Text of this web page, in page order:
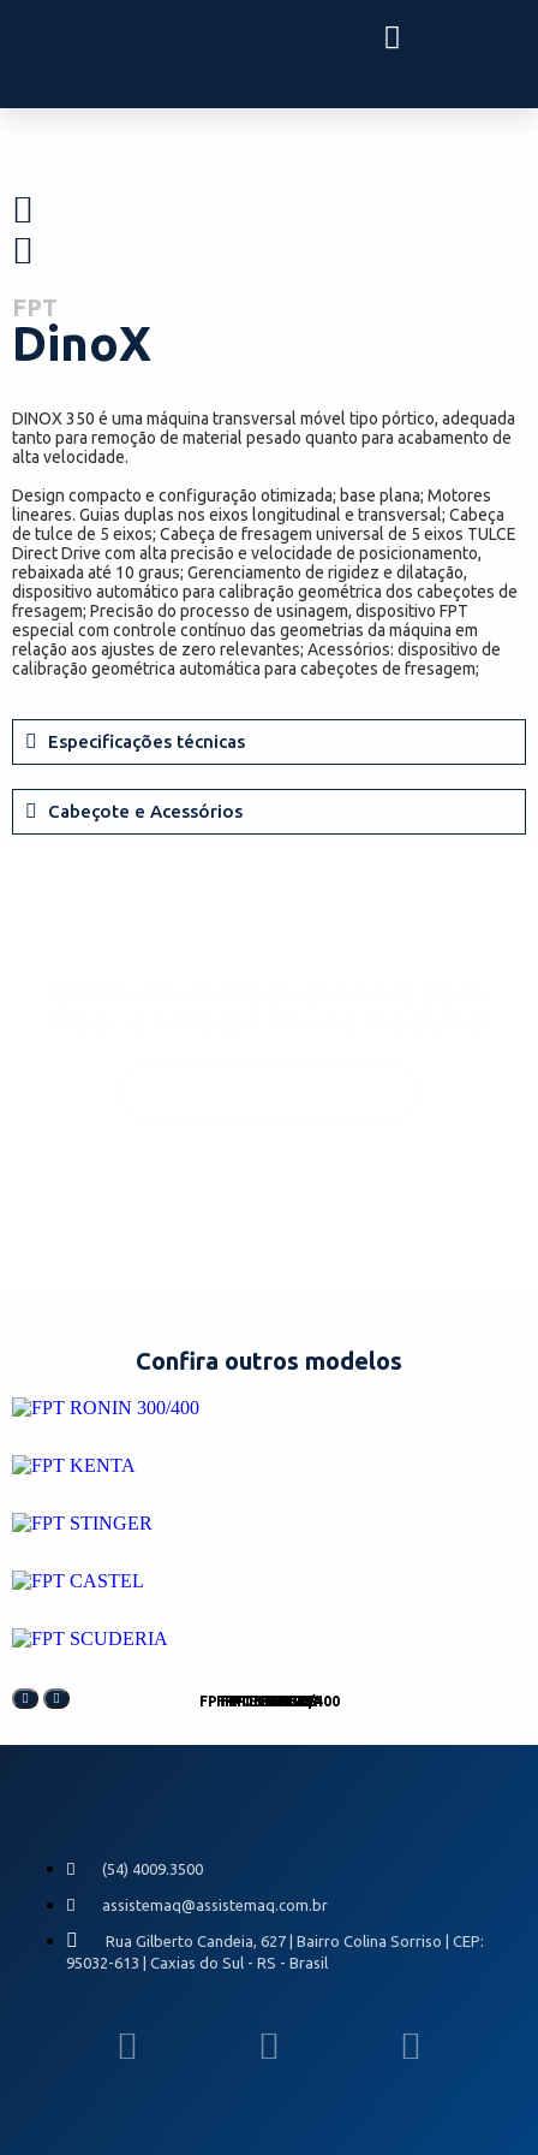
FPT
DinoX
DINOX 350 é uma máquina transversal móvel tipo pórtico, adequada
tanto para remoção de material pesado quanto para acabamento de
alta velocidade.
Design compacto e configuração otimizada; base plana; Motores
lineares. Guias duplas nos eixos longitudinal e transversal; Cabeça
de tulce de 5 eixos; Cabeça de fresagem universal de 5 eixos TULCE
Direct Drive com alta precisão e velocidade de posicionamento,
rebaixada até 10 graus; Gerenciamento de rigidez e dilatação,
dispositivo automático para calibração geométrica dos cabeçotes de
fresagem; Precisão do processo de usinagem, dispositivo FPT
especial com controle contínuo das geometrias da máquina em
relação aos ajustes de zero relevantes; Acessórios: dispositivo de
calibração geométrica automática para cabeçotes de fresagem;
Especificações técnicas
Cabeçote e Acessórios
Confira outros modelos
FPT RONIN 300/400
FPT KENTA
FPT STINGER
FPT CASTEL
FPT SCUDERIA
(54) 4009.3500
assistemaq@assistemaq.com.br
Rua Gilberto Candeia, 627 | Bairro Colina Sorriso | CEP:
95032-613 | Caxias do Sul - RS - Brasil